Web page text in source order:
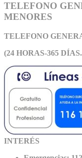
TELEFONO
MENORES
TELEFONO
(24 HORAS-365
INTERÉS